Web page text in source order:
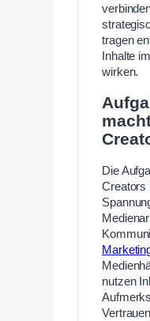
tragen
Inhalte
wirken.
Die
Creators
nutzen